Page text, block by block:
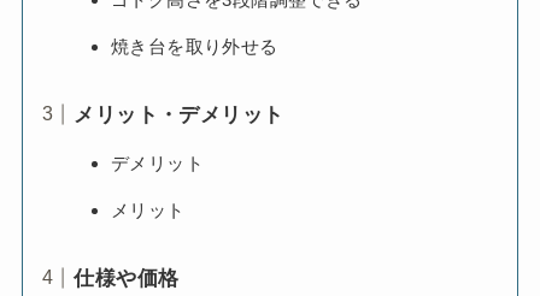
焼き台を取り外せる
メリット・デメリット
デメリット
メリット
仕様や価格